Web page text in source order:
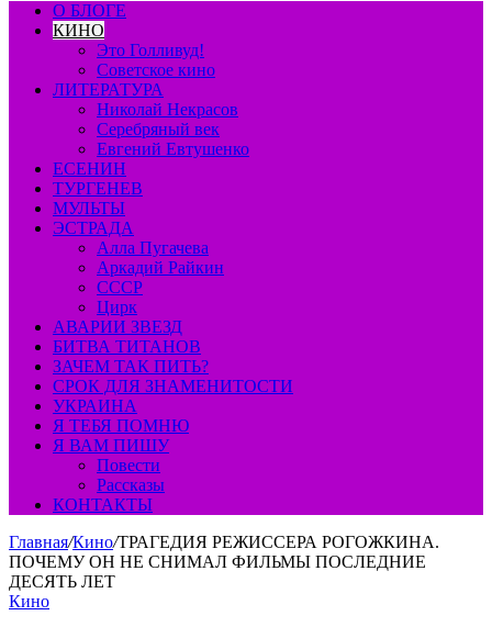
О БЛОГЕ
КИНО
Это Голливуд!
Советское кино
ЛИТЕРАТУРА
Николай Некрасов
Серебряный век
Евгений Евтушенко
ЕСЕНИН
ТУРГЕНЕВ
МУЛЬТЫ
ЭСТРАДА
Алла Пугачева
Аркадий Райкин
СССР
Цирк
АВАРИИ ЗВЕЗД
БИТВА ТИТАНОВ
ЗАЧЕМ ТАК ПИТЬ?
СРОК ДЛЯ ЗНАМЕНИТОСТИ
УКРАИНА
Я ТЕБЯ ПОМНЮ
Я ВАМ ПИШУ
Повести
Рассказы
КОНТАКТЫ
Главная/Кино/ТРАГЕДИЯ РЕЖИССЕРА РОГОЖКИНА.
ПОЧЕМУ ОН НЕ СНИМАЛ ФИЛЬМЫ ПОСЛЕДНИЕ
ДЕСЯТЬ ЛЕТ
Кино